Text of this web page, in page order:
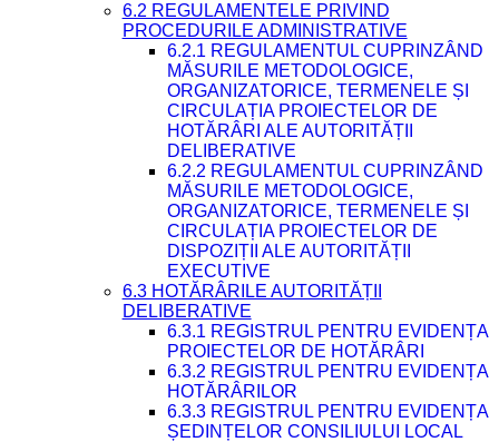
6.2 REGULAMENTELE PRIVIND
PROCEDURILE ADMINISTRATIVE
6.2.1 REGULAMENTUL CUPRINZÂND
MĂSURILE METODOLOGICE,
ORGANIZATORICE, TERMENELE ȘI
CIRCULAȚIA PROIECTELOR DE
HOTĂRÂRI ALE AUTORITĂȚII
DELIBERATIVE
6.2.2 REGULAMENTUL CUPRINZÂND
MĂSURILE METODOLOGICE,
ORGANIZATORICE, TERMENELE ȘI
CIRCULAȚIA PROIECTELOR DE
DISPOZIȚII ALE AUTORITĂȚII
EXECUTIVE
6.3 HOTĂRÂRILE AUTORITĂȚII
DELIBERATIVE
6.3.1 REGISTRUL PENTRU EVIDENȚA
PROIECTELOR DE HOTĂRÂRI
6.3.2 REGISTRUL PENTRU EVIDENȚA
HOTĂRÂRILOR
6.3.3 REGISTRUL PENTRU EVIDENȚA
ȘEDINȚELOR CONSILIULUI LOCAL